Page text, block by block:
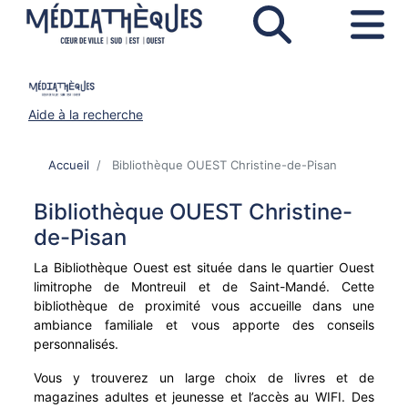
Menu
mobile
PRATIQUE
Emprunter
Services sur place
Partenaires et professionnels
Nous contacter
Bibliothèque Est
Bibliothèque Ouest
Bibliothèque Sud
Animations
Ateliers numériques
BESOIN D'IDÉES ?
Sélections
Nouveautés
EN LIGNE
Livres
Musique
Films
Jeunesse
ACCESSIBILITÉ
Facile à lire
Lire autrement
Collections DYS
NOS INITIATIVES
Bibliothèque verte
Podcast
Mon
compte
mobile
MON COMPTE
J'AI BESOIN D'AIDE
PREINSCRIPTION
Aide à la recherche
Accueil Bibliothèque OUEST Christine-de-Pisan
Bibliothèque OUEST Christine-
de-Pisan
La Bibliothèque Ouest est située dans le quartier Ouest
limitrophe de Montreuil et de Saint-Mandé. Cette
bibliothèque de proximité vous accueille dans une
ambiance familiale et vous apporte des conseils
personnalisés.
Vous y trouverez un large choix de livres et de
magazines adultes et jeunesse et l’accès au WIFI. Des